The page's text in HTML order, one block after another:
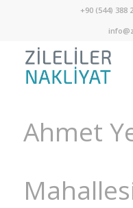
+90 (544) 388
Ahmet